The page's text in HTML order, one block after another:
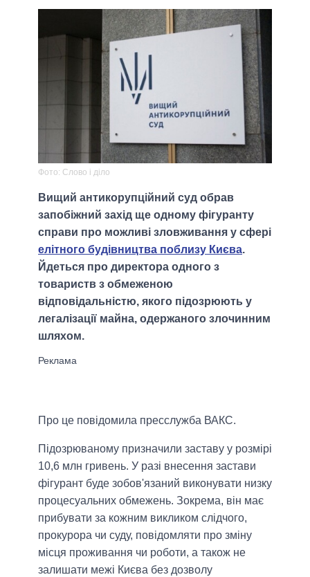
Фото: Слово і діло
Вищий антикорупційний суд обрав
запобіжний захід ще одному фігуранту
справи про можливі зловживання у сфері
елітного будівництва поблизу Києва.
Йдеться про директора одного з
товариств з обмеженою
відповідальністю, якого підозрюють у
легалізації майна, одержаного злочинним
шляхом.
Про це повідомила пресслужба ВАКС.
Підозрюваному призначили заставу у розмірі
10,6 млн гривень. У разі внесення застави
фігурант буде зобов'язаний виконувати низку
процесуальних обмежень. Зокрема, він має
прибувати за кожним викликом слідчого,
прокурора чи суду, повідомляти про зміну
місця проживання чи роботи, а також не
залишати межі Києва без дозволу